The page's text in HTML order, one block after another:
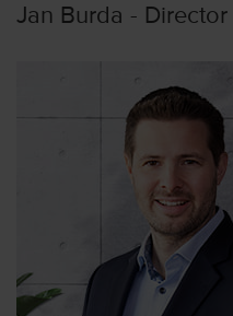
Jan Burda -